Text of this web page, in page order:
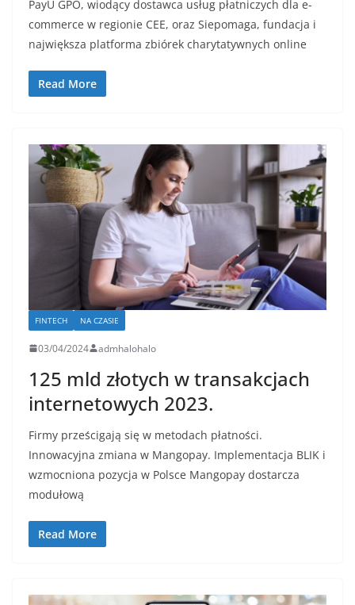
PayU GPO, wiodący dostawca usług płatniczych dla e-
commerce w regionie CEE, oraz Siepomaga, fundacja i
największa platforma zbiórek charytatywnych online
Read More
FINTECH NA CZASIE
03/04/2024 admhalohalo
125 mld złotych w transakcjach
internetowych 2023.
Firmy prześcigają się w metodach płatności.
Innowacyjna zmiana w Mangopay. Implementacja BLIK i
wzmocniona pozycja w Polsce Mangopay dostarcza
modułową
Read More